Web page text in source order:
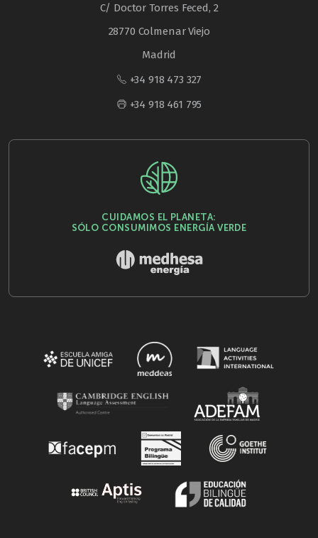
C/ Doctor Torres Feced, 2
28770 Colmenar Viejo
Madrid
+34 918 473 327
+34 918 461 795
CUIDAMOS EL PLANETA:
SÓLO CONSUMIMOS ENERGÍA VERDE